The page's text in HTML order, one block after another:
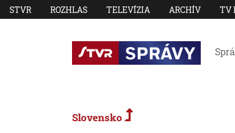
STVR ROZHLAS TELEVÍZIA ARCHÍV TV
Slovensko